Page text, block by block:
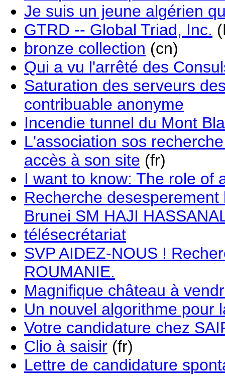
Je suis un jeune algérien
GTRD -- Global Triad, Inc.
bronze collection (cn)
Qui a vu l'arrêté des
Saturation des serveurs
contribuable anonyme
Incendie tunnel du Mont
L'association sos
accès à son site (fr)
I want to know: The role of
Recherche
Brunei SM HAJI
télésecrétariat
SVP AIDEZ-NOUS !
ROUMANIE.
Magnifique château à
Un nouvel algorithme pour
Votre candidature chez
Clio à saisir (fr)
Lettre de candidature